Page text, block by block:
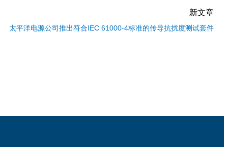
新文章
太平洋电源公司推出符合IEC 61000-4标准的传导抗扰度测试套件